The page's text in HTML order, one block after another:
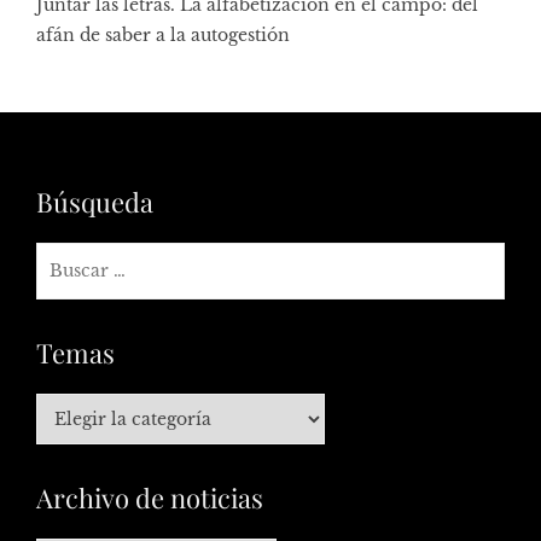
Juntar las letras. La alfabetización en el campo: del
afán de saber a la autogestión
Búsqueda
Temas
Archivo de noticias